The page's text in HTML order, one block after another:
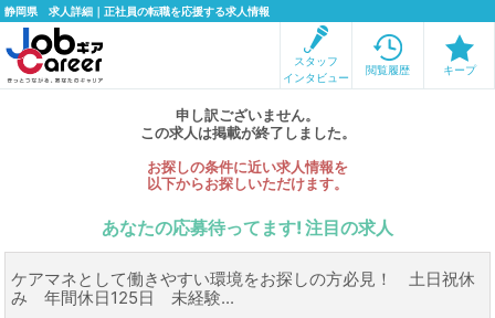
静岡県 求人詳細｜正社員の転職を応援する求人情報
スタッフ
インタビュー
閲覧履歴 キープ
申し訳ございません。
この求人は掲載が終了しました。
お探しの条件に近い求人情報を
以下からお探しいただけます。
あなたの応募待ってます! 注目の求人
ケアマネとして働きやすい環境をお探しの方必見！ 土日祝休
み 年間休日125日 未経験...